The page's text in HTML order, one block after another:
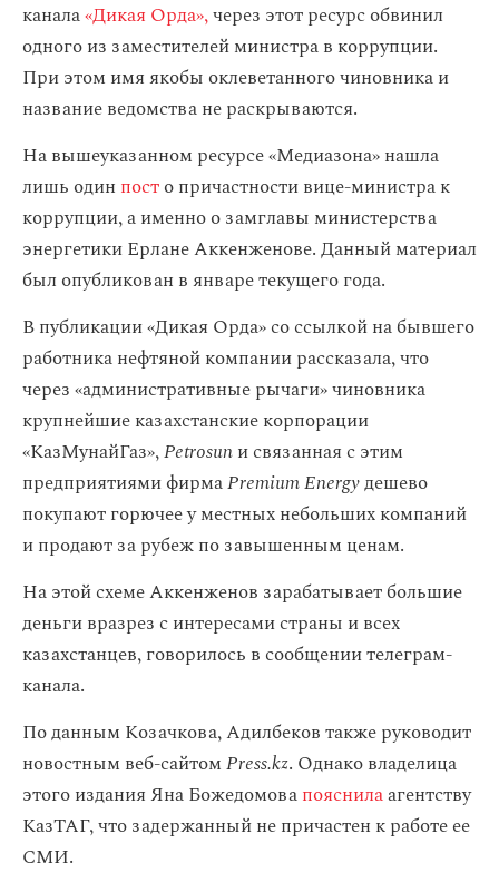
канала«Дикая Орда»,через этот ресурс обвинил
одного из заместителей министра в коррупции.
При этом имя якобы оклеветанного чиновника и
название ведомства не раскрываются.
На вышеуказанном ресурсе «Медиазона» нашла
лишь один посто причастности вице-министра к
коррупции, а именно о замглавы министерства
энергетики Ерлане Аккенженове. Данный материал
был опубликован в январе текущего года.
В публикации «Дикая Орда» со ссылкой на бывшего
работника нефтяной компании рассказала, что
через «административные рычаги» чиновника
крупнейшие казахстанские корпорации
«КазМунайГаз»,Petrosunи связанная с этим
предприятиями фирмаPremium Energyдешево
покупают горючее у местных небольших компаний
и продают за рубеж по завышенным ценам.
На этой схеме Аккенженов зарабатывает большие
деньги вразрез с интересами страны и всех
казахстанцев, говорилось в сообщении телеграм-
канала.
По данным Козачкова, Адилбеков также руководит
новостным веб-сайтомPress.kz. Однако владелица
этого издания Яна Божедомовапояснилаагентству
КазТАГ, что задержанный не причастен к работе ее
СМИ.